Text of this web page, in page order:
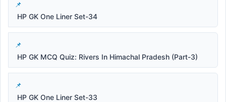
HP GK One Liner Set-34
HP GK MCQ Quiz: Rivers In Himachal Pradesh (Part-3)
HP GK One Liner Set-33